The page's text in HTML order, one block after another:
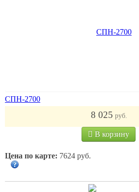
СПН-2700
8 025 руб.
В корзину
Цена по карте: 7624 руб.